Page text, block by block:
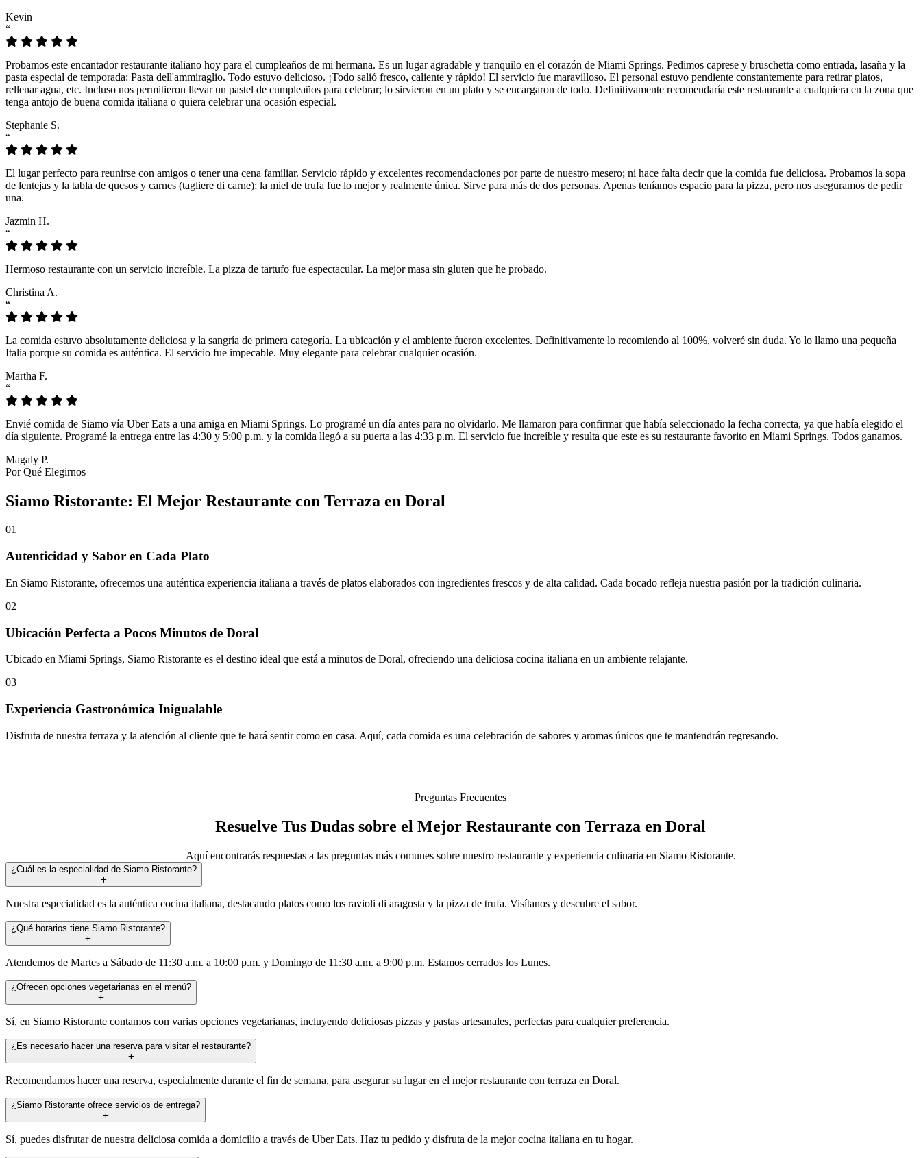
Kevin
“
Probamos este encantador restaurante italiano hoy para el cumpleaños de mi hermana. Es un lugar agradable y tranquilo en el corazón de Miami Springs. Pedimos caprese y bruschetta como entrada, lasaña y la
pasta especial de temporada: Pasta dell'ammiraglio. Todo estuvo delicioso. ¡Todo salió fresco, caliente y rápido! El servicio fue maravilloso. El personal estuvo pendiente constantemente para retirar platos,
rellenar agua, etc. Incluso nos permitieron llevar un pastel de cumpleaños para celebrar; lo sirvieron en un plato y se encargaron de todo. Definitivamente recomendaría este restaurante a cualquiera en la zona que
tenga antojo de buena comida italiana o quiera celebrar una ocasión especial.
Stephanie S.
“
El lugar perfecto para reunirse con amigos o tener una cena familiar. Servicio rápido y excelentes recomendaciones por parte de nuestro mesero; ni hace falta decir que la comida fue deliciosa. Probamos la sopa
de lentejas y la tabla de quesos y carnes (tagliere di carne); la miel de trufa fue lo mejor y realmente única. Sirve para más de dos personas. Apenas teníamos espacio para la pizza, pero nos aseguramos de pedir
una.
Jazmin H.
“
Hermoso restaurante con un servicio increíble. La pizza de tartufo fue espectacular. La mejor masa sin gluten que he probado.
Christina A.
“
La comida estuvo absolutamente deliciosa y la sangría de primera categoría. La ubicación y el ambiente fueron excelentes. Definitivamente lo recomiendo al 100%, volveré sin duda. Yo lo llamo una pequeña
Italia porque su comida es auténtica. El servicio fue impecable. Muy elegante para celebrar cualquier ocasión.
Martha F.
“
Envié comida de Siamo vía Uber Eats a una amiga en Miami Springs. Lo programé un día antes para no olvidarlo. Me llamaron para confirmar que había seleccionado la fecha correcta, ya que había elegido el
día siguiente. Programé la entrega entre las 4:30 y 5:00 p.m. y la comida llegó a su puerta a las 4:33 p.m. El servicio fue increíble y resulta que este es su restaurante favorito en Miami Springs. Todos ganamos.
Magaly P.
Por Qué Elegirnos
Siamo Ristorante: El Mejor Restaurante con Terraza en Doral
01
Autenticidad y Sabor en Cada Plato
En Siamo Ristorante, ofrecemos una auténtica experiencia italiana a través de platos elaborados con ingredientes frescos y de alta calidad. Cada bocado refleja nuestra pasión por la tradición culinaria.
02
Ubicación Perfecta a Pocos Minutos de Doral
Ubicado en Miami Springs, Siamo Ristorante es el destino ideal que está a minutos de Doral, ofreciendo una deliciosa cocina italiana en un ambiente relajante.
03
Experiencia Gastronómica Inigualable
Disfruta de nuestra terraza y la atención al cliente que te hará sentir como en casa. Aquí, cada comida es una celebración de sabores y aromas únicos que te mantendrán regresando.
Preguntas Frecuentes
Resuelve Tus Dudas sobre el Mejor Restaurante con Terraza en Doral
Aquí encontrarás respuestas a las preguntas más comunes sobre nuestro restaurante y experiencia culinaria en Siamo Ristorante.
¿Cuál es la especialidad de Siamo Ristorante?
Nuestra especialidad es la auténtica cocina italiana, destacando platos como los ravioli di aragosta y la pizza de trufa. Visítanos y descubre el sabor.
¿Qué horarios tiene Siamo Ristorante?
Atendemos de Martes a Sábado de 11:30 a.m. a 10:00 p.m. y Domingo de 11:30 a.m. a 9:00 p.m. Estamos cerrados los Lunes.
¿Ofrecen opciones vegetarianas en el menú?
Sí, en Siamo Ristorante contamos con varias opciones vegetarianas, incluyendo deliciosas pizzas y pastas artesanales, perfectas para cualquier preferencia.
¿Es necesario hacer una reserva para visitar el restaurante?
Recomendamos hacer una reserva, especialmente durante el fin de semana, para asegurar su lugar en el mejor restaurante con terraza en Doral.
¿Siamo Ristorante ofrece servicios de entrega?
Sí, puedes disfrutar de nuestra deliciosa comida a domicilio a través de Uber Eats. Haz tu pedido y disfruta de la mejor cocina italiana en tu hogar.